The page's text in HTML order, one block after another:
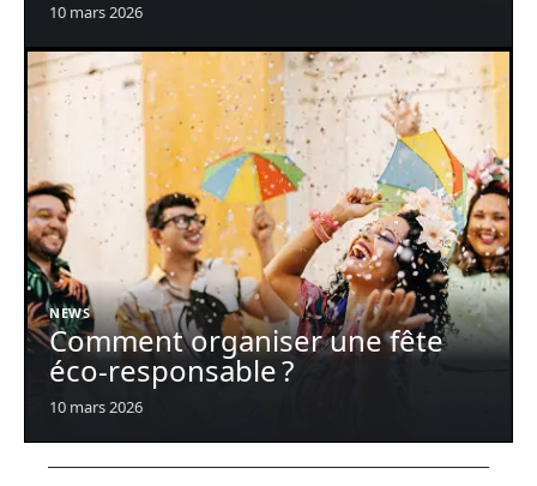
10 mars 2026
NEWS
Comment organiser une fête
éco-responsable ?
10 mars 2026